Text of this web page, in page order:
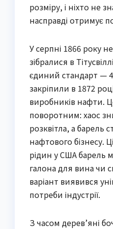
розміру, і ніхто не
насправді отримує
У серпні 1866 року
зібралися в
єдиний стандарт —
закріпили в 1872
виробників нафти.
поворотним: хаос
розквітла, а барель
нафтового бізнесу.
рідин у США барель
галона для вина чи
варіант виявився
потреби індустрії.
З часом дерев’яні